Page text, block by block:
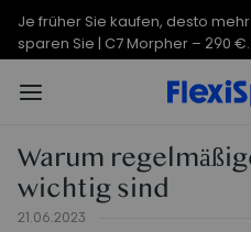
Je früher Sie kaufen, desto mehr
sparen Sie | C7 Morpher – 290 €
Rabatt
Warum
wichtig sind
21.06.2023